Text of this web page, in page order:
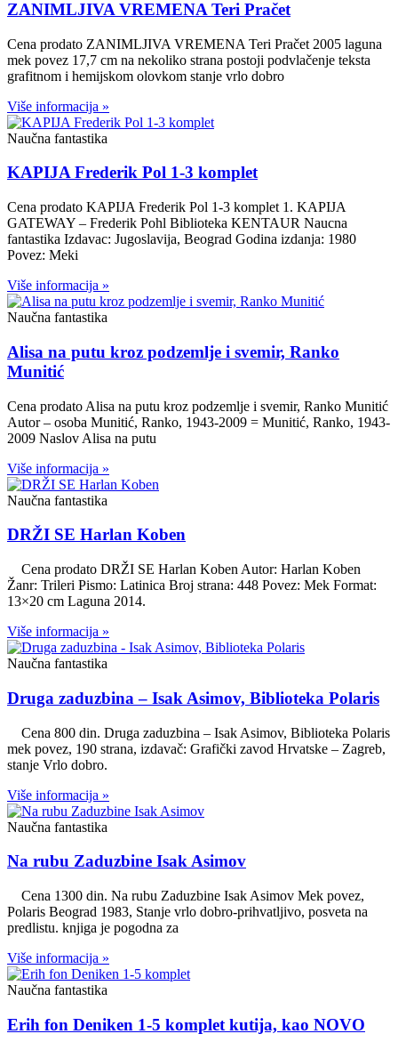
ZANIMLJIVA VREMENA Teri Pračet
Cena prodato ZANIMLJIVA VREMENA Teri Pračet 2005 laguna
mek povez 17,7 cm na nekoliko strana postoji podvlačenje teksta
grafitnom i hemijskom olovkom stanje vrlo dobro
Više informacija »
Naučna fantastika
KAPIJA Frederik Pol 1-3 komplet
Cena prodato KAPIJA Frederik Pol 1-3 komplet 1. KAPIJA
GATEWAY – Frederik Pohl Biblioteka KENTAUR Naucna
fantastika Izdavac: Jugoslavija, Beograd Godina izdanja: 1980
Povez: Meki
Više informacija »
Naučna fantastika
Alisa na putu kroz podzemlje i svemir, Ranko
Munitić
Cena prodato Alisa na putu kroz podzemlje i svemir, Ranko Munitić
Autor – osoba Munitić, Ranko, 1943-2009 = Munitić, Ranko, 1943-
2009 Naslov Alisa na putu
Više informacija »
Naučna fantastika
DRŽI SE Harlan Koben
Cena prodato DRŽI SE Harlan Koben Autor: Harlan Koben
Žanr: Trileri Pismo: Latinica Broj strana: 448 Povez: Mek Format:
13×20 cm Laguna 2014.
Više informacija »
Naučna fantastika
Druga zaduzbina – Isak Asimov, Biblioteka Polaris
Cena 800 din. Druga zaduzbina – Isak Asimov, Biblioteka Polaris
mek povez, 190 strana, izdavač: Grafički zavod Hrvatske – Zagreb,
stanje Vrlo dobro.
Više informacija »
Naučna fantastika
Na rubu Zaduzbine Isak Asimov
Cena 1300 din. Na rubu Zaduzbine Isak Asimov Mek povez,
Polaris Beograd 1983, Stanje vrlo dobro-prihvatljivo, posveta na
predlistu. knjiga je pogodna za
Više informacija »
Naučna fantastika
Erih fon Deniken 1-5 komplet kutija, kao NOVO